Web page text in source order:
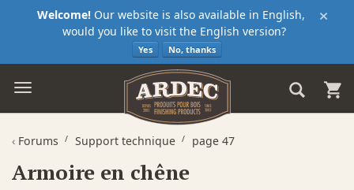
×
Welcome! Our website is also available in English,
would you like to visit the English version?
Yes No, thanks
‹ Forums Support technique page 47
Armoire en chêne